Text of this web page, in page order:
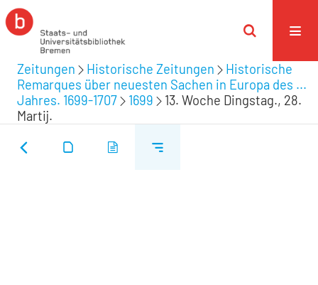
Zeitungen Historische Zeitungen
Historische
Remarques über neuesten Sachen in Europa des ...
Jahres. 1699-1707
1699
13. Woche Dingstag., 28.
Martij.